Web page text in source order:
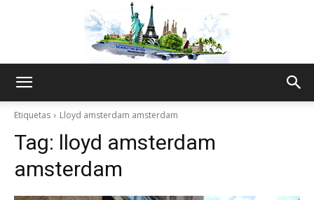
Etiquetas Lloyd amsterdam amsterdam
Tag: lloyd amsterdam
amsterdam